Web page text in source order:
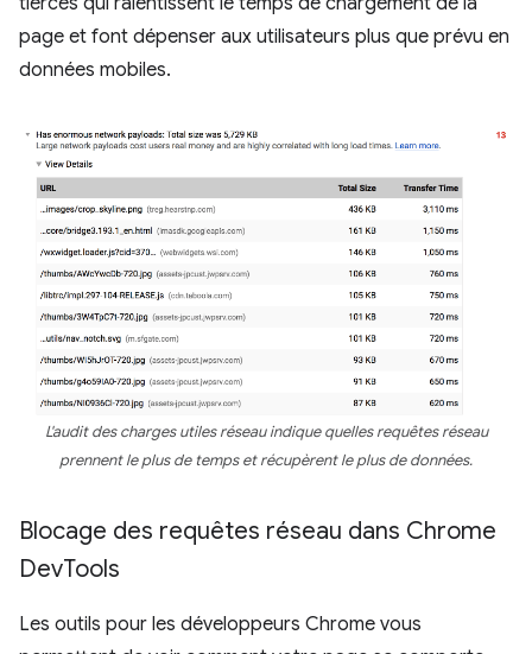
page et font dépenser aux utilisateurs plus que prévu en
données mobiles.
L'audit des charges utiles réseau indique quelles requêtes réseau
prennent le plus de temps et récupèrent le plus de données.
Blocage des requêtes réseau dans Chrome
DevTools
Les outils pour les développeurs Chrome vous